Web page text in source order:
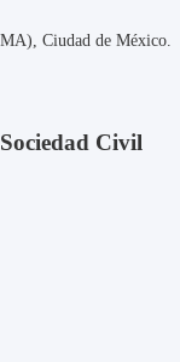
Ciudad de México.
Civil